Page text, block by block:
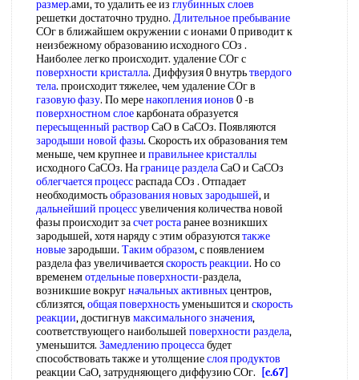
размер.ами, то удалить ее из глубинных слоев
решетки достаточно трудно. Длительное пребывание
СОг в ближайшем окружении с ионами 0 приводит к
неизбежному образованию исходного СОз .
Наиболее легко происходит. удаление СОг с
поверхности кристалла. Диффузия 0 внутрьтвердого
тела. происходит тяжелее, чем удаление СОг в
газовую фазу. По меренакопления ионов 0 -в
поверхностном слоекарбоната образуется
пересыщенный растворСаО в СаСОз. Появляются
зародыши новой фазы. Скорость их образования тем
меньше, чем крупнее и правильнее кристаллы
исходного СаСОз. Награнице разделаСаО и СаСОз
облегчается процессраспада СОз . Отпадает
необходимостьобразования новых зародышей, и
дальнейший процессувеличения количества новой
фазы происходит засчет ростаранее возникших
зародышей, хотя наряду с этим образуютсятакже
новыезародыши. Таким образом, с появлением
раздела фаз увеличиваетсяскорость реакции. Но со
временемотдельные поверхности-раздела,
возникшие вокругначальных активныхцентров,
сблизятся,общая поверхностьуменьшится и скорость
реакции, достигнув максимального значения,
соответствующего наибольшей поверхности раздела,
уменьшится. Замедлению процессабудет
способствовать также и утолщениеслоя продуктов
реакции СаО, затрудняющего диффузию СОг.
[c.67]